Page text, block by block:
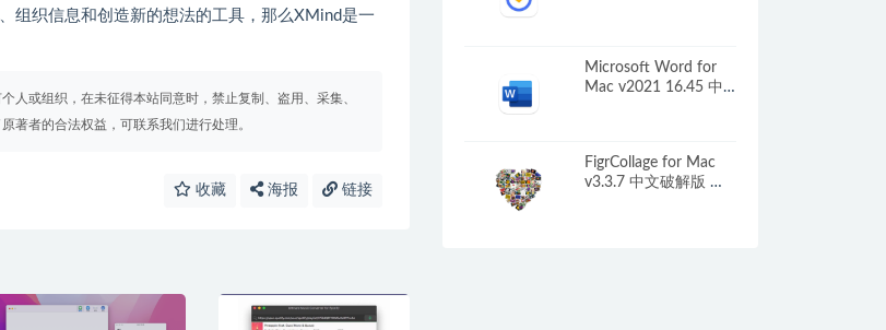
组织信息和创造新的想法的工具，那么XMind是一
人或组织，在未征得本站同意时，禁止复制、盗用、采集、
著者的合法权益，可联系我们进行处理。
收藏 海报 链接
Microsoft Word for
Mac v2021 16.45 中
FigrCollage for Mac
v3.3.7 中文破解版 将